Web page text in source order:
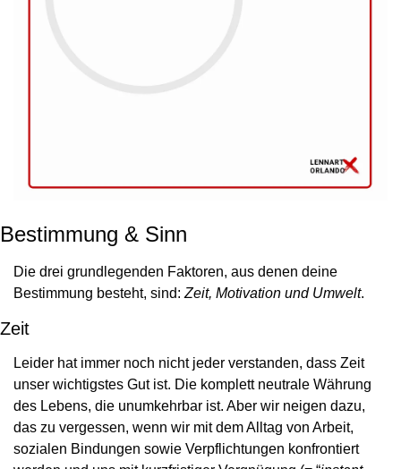
Bestimmung & Sinn
Die drei grundlegenden Faktoren, aus denen deine
Bestimmung besteht, sind: Zeit, Motivation und Umwelt.
Zeit
Leider hat immer noch nicht jeder verstanden, dass Zeit
unser wichtigstes Gut ist. Die komplett neutrale Währung
des Lebens, die unumkehrbar ist. Aber wir neigen dazu,
das zu vergessen, wenn wir mit dem Alltag von Arbeit,
sozialen Bindungen sowie Verpflichtungen konfrontiert